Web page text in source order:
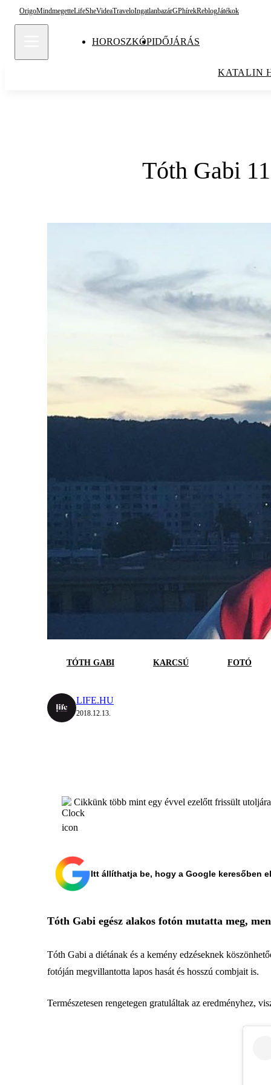
OrigoMindmegetteLifeSheVideaTraveloIngatlanbazárGPhírekReblogJátékok
HOROSZKÓPIDŐJÁRÁS
KATALIN
Tóth Gabi
TÓTH GABI KARCSÚ FOTÓ
LIFE.HU
2018.12.13.
Cikkünk több mint egy évvel ezelőtt frissült
Itt állíthatja be, hogy a Google keresőben
Tóth Gabi egész alakos fotón mutatta meg,
Tóth Gabi a diétának és a kemény edzéseknek
fotóján megvillantotta lapos hasát és hosszú combjait is.
Természetesen rengetegen gratuláltak az eredményhez,